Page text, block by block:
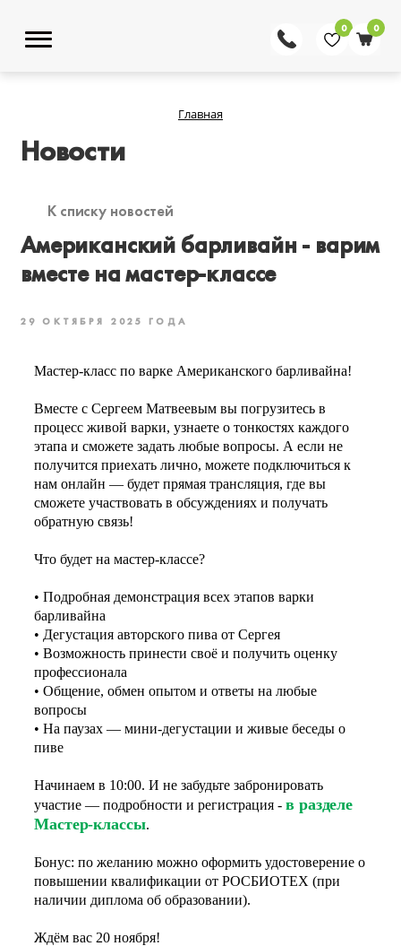
0 0
Главная
Новости
К списку новостей
Американский барливайн - варим
вместе на мастер-классе
29 ОКТЯБРЯ 2025 ГОДА
Мастер-класс по варке Американского барливайна!
Вместе с Сергеем Матвеевым вы погрузитесь в
процесс живой варки, узнаете о тонкостях каждого
этапа и сможете задать любые вопросы. А если не
получится приехать лично, можете подключиться к
нам онлайн — будет прямая трансляция, где вы
сможете участвовать в обсуждениях и получать
обратную связь!
Что будет на мастер-классе?
• Подробная демонстрация всех этапов варки
барливайна
• Дегустация авторского пива от Сергея
• Возможность принести своё и получить оценку
профессионала
• Общение, обмен опытом и ответы на любые
вопросы
• На паузах — мини-дегустации и живые беседы о
пиве
Начинаем в 10:00. И не забудьте забронировать
участие — подробности и регистрация - в разделе
Мастер-классы.
Бонус: по желанию можно оформить удостоверение о
повышении квалификации от РОСБИОТЕХ (при
наличии диплома об образовании).
Ждём вас 20 ноября!